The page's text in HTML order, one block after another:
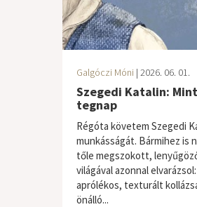
Galgóczi Móni | 2026. 06. 01.
Szegedi Katalin:
tegnap
Régóta követem Szegedi
munkásságát. Bármihez is
tőle megszokott,
világával azonnal
aprólékos, texturált
önálló...